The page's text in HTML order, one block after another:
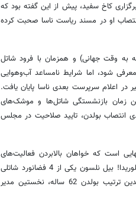
کاخ سفید، پیش از این گفته بود که
و در مورد انتصاب او در مسند ریاست ناسا صحبت کرده
به وقت جهانی) و همزمان با فرود شاتل
شود، اما شرایط نامساعد آب‌وهوایی
در اعلام سرپرست بعدی ناسا پایان یافت.
زمان بازنشستگی شاتل‌ها و موشک‌های
انتصاب بولدن، تایید صلاحیت در مجلس
است که خواهان بالابردن فعالیت‌های
فضایی هستند و همچنین، گزینه محبوب بیل نلسون، سناتور دموکراتیک فلوریدا! بیل نلسون یکی از 4 فضانورد شاتلی
است که در سال 1365 / 1986 به خلبانی بولدن به مدار زمین رفت. بدین ترتیب بولدن 62 ساله، نخستین مدیر